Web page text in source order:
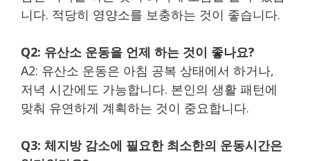
니다. 적당히 영양소를 보충하는 것이 좋습니다.
Q2: 유산소 운동을 언제 하는 것이 좋나요?
A2: 유산소 운동은 아침 공복 상태에서 하거나,
저녁 시간에도 가능합니다. 본인의 생활 패턴에
맞춰 유연하게 계획하는 것이 중요합니다.
Q3: 체지방 감소에 필요한 최소한의 운동시간은